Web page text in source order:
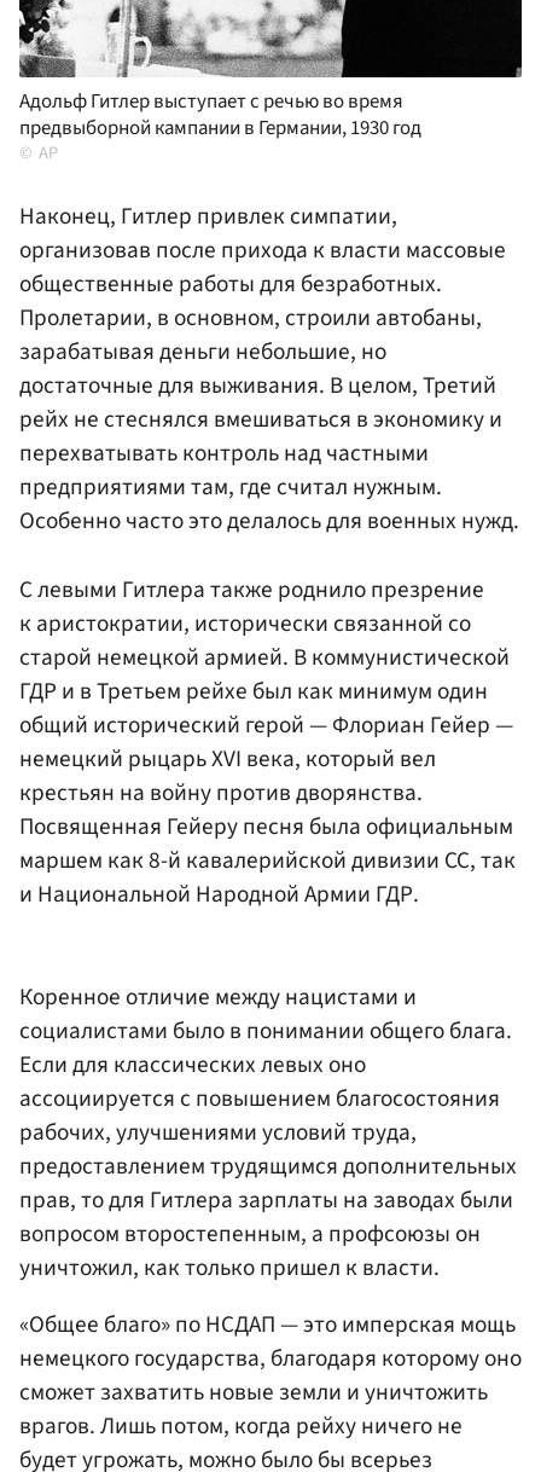
Адольф Гитлер выступает с речью во время
предвыборной кампании в Германии, 1930 год
AP
Наконец, Гитлер привлек симпатии,
организовав после прихода к власти массовые
общественные работы для безработных.
Пролетарии, в основном, строили автобаны,
зарабатывая деньги небольшие, но
достаточные для выживания. В целом, Третий
рейх не стеснялся вмешиваться в экономику и
перехватывать контроль над частными
предприятиями там, где считал нужным.
Особенно часто это делалось для военных нужд.
С левыми Гитлера также роднило презрение
к аристократии, исторически связанной со
старой немецкой армией. В коммунистической
ГДР и в Третьем рейхе был как минимум один
общий исторический герой — Флориан Гейер —
немецкий рыцарь XVI века, который вел
крестьян на войну против дворянства.
Посвященная Гейеру песня была официальным
маршем как 8-й кавалерийской дивизии СС, так
и Национальной Народной Армии ГДР.
Коренное отличие между нацистами и
социалистами было в понимании общего блага.
Если для классических левых оно
ассоциируется с повышением благосостояния
рабочих, улучшениями условий труда,
предоставлением трудящимся дополнительных
прав, то для Гитлера зарплаты на заводах были
вопросом второстепенным, а профсоюзы он
уничтожил, как только пришел к власти.
«Общее благо» по НСДАП — это имперская мощь
немецкого государства, благодаря которому оно
сможет захватить новые земли и уничтожить
врагов. Лишь потом, когда рейху ничего не
будет угрожать, можно было бы всерьез